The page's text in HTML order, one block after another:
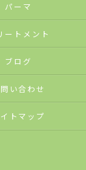
パーマ
ートメント
ブログ
い合わせ
トマップ